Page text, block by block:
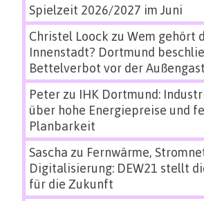
Spielzeit 2026/2027 im Juni
Christel Loock zu Wem gehört
Innenstadt? Dortmund
Bettelverbot vor der
Peterzu IHK Dortmund:
über hohe Energiepreise und
Planbarkeit
Sascha zu Fernwärme,
Digitalisierung: DEW21 stellt
für die Zukunft